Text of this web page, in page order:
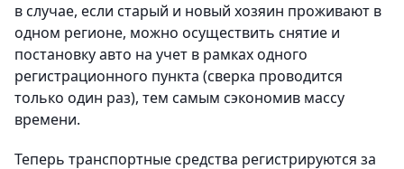
в случае, если старый и новый хозяин проживают в
одном регионе, можно осуществить снятие и
постановку авто на учет в рамках одного
регистрационного пункта (сверка проводится
только один раз), тем самым сэкономив массу
времени.
Теперь транспортные средства регистрируются за